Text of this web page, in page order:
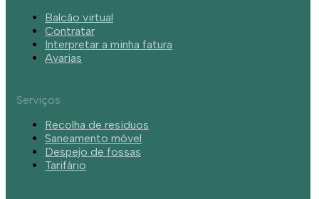
Balcão virtual
Contratar
Interpretar a minha fatura
Avarias
Serviços
Recolha de resíduos
Saneamento móvel
Despejo de fossas
Tarifário